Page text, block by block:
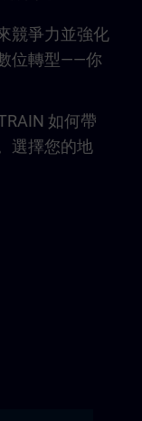
競爭力並強化
位轉型——你
如何帶
選擇您的地